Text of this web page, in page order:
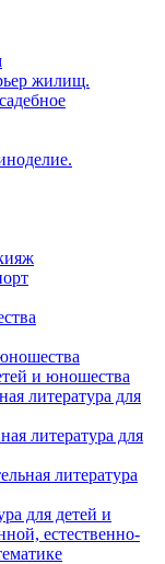
жилищ.
и юношества
литература для
литература для
литература
для детей и
естественно-